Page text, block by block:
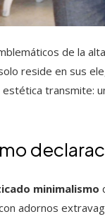
de la
reside en sus
transmite:
minimalismo
adornos